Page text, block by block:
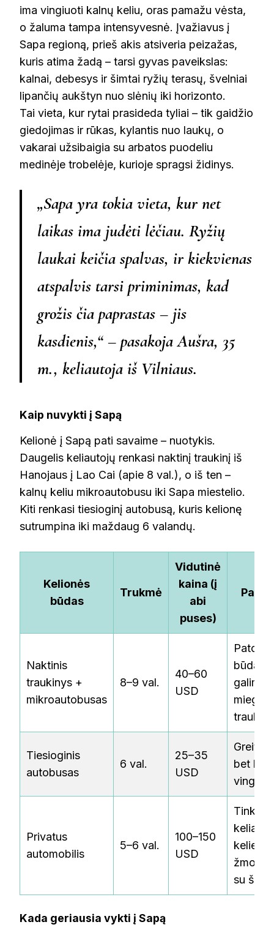
ima vingiuoti kalnų keliu, oras pamažu vėsta,
o žaluma tampa intensyvesnė. Įvažiavus į
Sapa regioną, prieš akis atsiveria peizažas,
kuris atima žadą – tarsi gyvas paveikslas:
kalnai, debesys ir šimtai ryžių terasų, švelniai
lipančių aukštyn nuo slėnių iki horizonto.
Tai vieta, kur rytai prasideda tyliai – tik gaidžio
giedojimas ir rūkas, kylantis nuo laukų, o
vakarai užsibaigia su arbatos puodeliu
medinėje trobelėje, kurioje spragsi židinys.
„Sapa yra tokia vieta, kur net
laikas ima judėti lėčiau. Ryžių
laukai keičia spalvas, ir kiekvienas
atspalvis tarsi priminimas, kad
grožis čia paprastas – jis
kasdienis,“ – pasakoja Aušra, 35
m., keliautoja iš Vilniaus.
Kaip nuvykti į Sapą
Kelionė į Sapą pati savaime – nuotykis.
Daugelis keliautojų renkasi naktinį traukinį iš
Hanojaus į Lao Cai (apie 8 val.), o iš ten –
kalnų keliu mikroautobusu iki Sapa miestelio.
Kiti renkasi tiesioginį autobusą, kuris kelionę
sutrumpina iki maždaug 6 valandų.
Kelionės
būdas
Trukmė
Vidutinė
kaina (į
abi
puses)
Naktinis
traukinys +
mikroautobusas
8–9 val.
40–60
USD
būdas –
galima
miegoti
Tiesioginis
autobusas
6 val.
25–35
USD
bet
Privatus
automobilis
5–6 val.
100–150
USD
Tinka
keliems
su
Kada geriausia vykti į Sapą